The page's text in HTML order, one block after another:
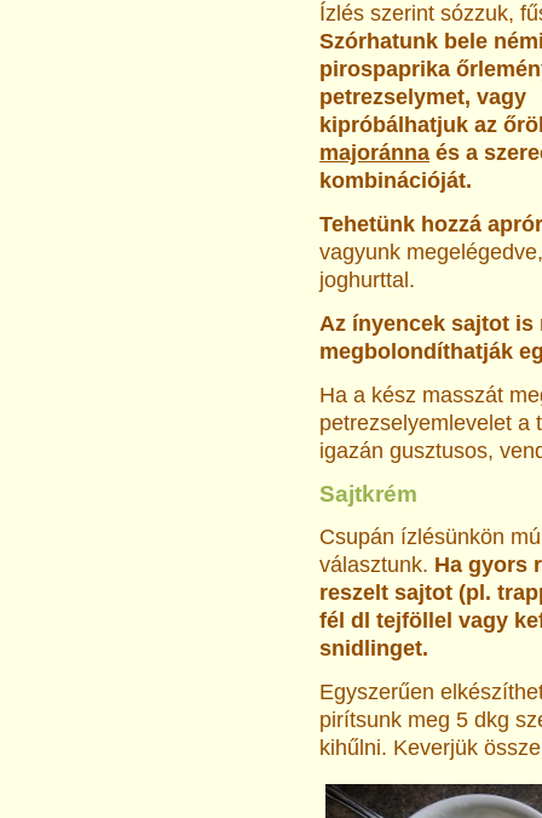
Ízlés szerint sózzuk,
Szórhatunk bele
pirospaprika
petrezselymet, vagy
kipróbálhatjuk az
majoránna és a
kombinációját.
Tehetünk hozzá
vagyunk
joghurttal.
Az ínyencek sajtot is
megbolondíthatják
Ha a kész masszát
petrezselyemlevelet a
igazán gusztusos,
Sajtkrém
Csupán ízlésünkön
választunk. Ha gyors
reszelt sajtot (pl.
fél dl tejföllel vagy
snidlinget.
Egyszerűen
pirítsunk meg 5 dkg
kihűlni. Keverjük